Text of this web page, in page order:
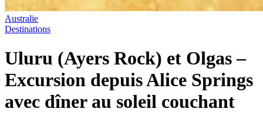
Australie
Destinations
Uluru (Ayers Rock) et Olgas –
Excursion depuis Alice Springs
avec dîner au soleil couchant